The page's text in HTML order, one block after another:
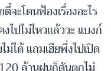
จะโดนฟ้องเรื่องอะไร
งไปไม่ไหวแล้ววะ แบงก์
ม่ได้ แถมเฮียพึ่งไปเปิด